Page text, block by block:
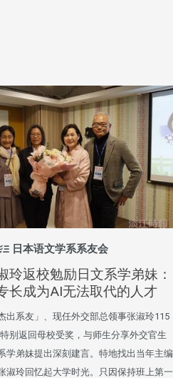
日本语文学系系友会
玲返校勉励日文系学弟妹：
长成为AI无法取代的人才
出系友」、现任外交部总领事张淑玲115
别返回母校受奖，与师生分享外交官生
学弟妹提出深刻建言。特地找出当年主编
淑玲回忆起大学时光。只因保持班上第一